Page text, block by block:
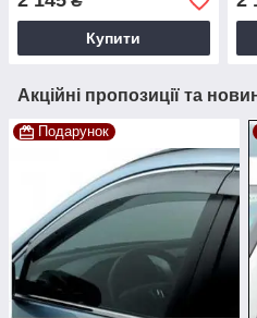
Купити
Акційні пропозиції та
Подарунок